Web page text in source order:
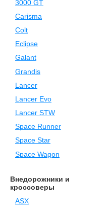
3000 GT
Carisma
Colt
Eclipse
Galant
Grandis
Lancer
Lancer Evo
Lancer STW
Space Runner
Space Star
Space Wagon
Внедорожники и
кроссоверы
ASX